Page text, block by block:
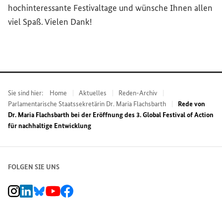
hochinteressante Festivaltage und wünsche Ihnen allen
viel Spaß. Vielen Dank!
Sie sind hier: Home Aktuelles
Reden-Archiv
Parlamentarische Staatssekretärin Dr. Maria Flachsbarth
Rede von
Dr. Maria Flachsbarth bei der Eröffnung des 3. Global Festival of Action
für nachhaltige Entwicklung
FOLGEN SIE UNS
BMZ Instagram-Kanal, Externer Link
BMZ LinkedIn Unternehmensseite, Externer Link
BMZ Bluesky-Seite, Externer Link
BMZ Youtube-Kanal, Externer Link
BMZ Facebook-Seite, Externer Link